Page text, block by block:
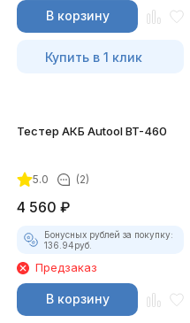
В корзину
Купить в 1 клик
Тестер АКБ Autool BT-460
5.0 (2)
4 560 ₽
Бонусных рублей за покупку:
136.94руб.
Предзаказ
В корзину